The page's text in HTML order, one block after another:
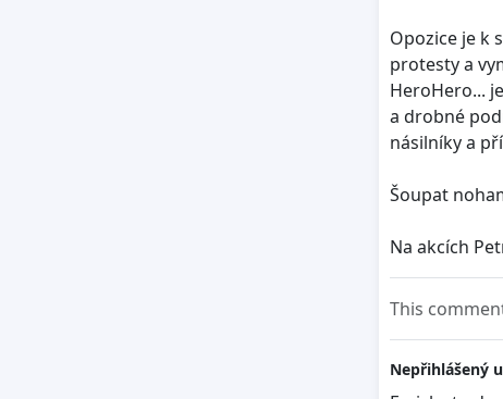
Opozice je k
protesty a
HeroHero...
a drobné
násilníky a
Šoupat
Na akcích
This
Nepřihlášený